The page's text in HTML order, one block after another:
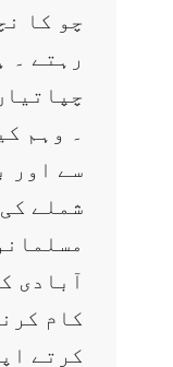
چو کا
رہتے ۔
۔ وہم
سے اور
شملے
آبادی
کام
کرتے